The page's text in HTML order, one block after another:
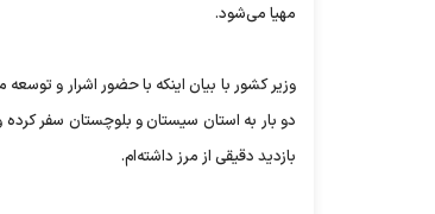
مهیا می‌شود.
وزیر کشور با بیان اینکه با حضور اشرار و
دو بار به استان سیستان و بلوچستان سفر کرده
بازدید دقیقی از مرز داشته‌ام.